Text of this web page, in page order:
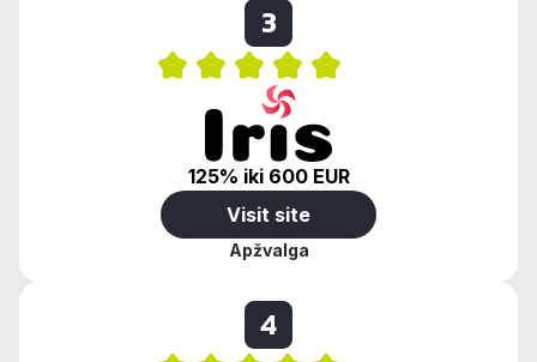
3
125% iki 600 EUR
Visit site
Apžvalga
4